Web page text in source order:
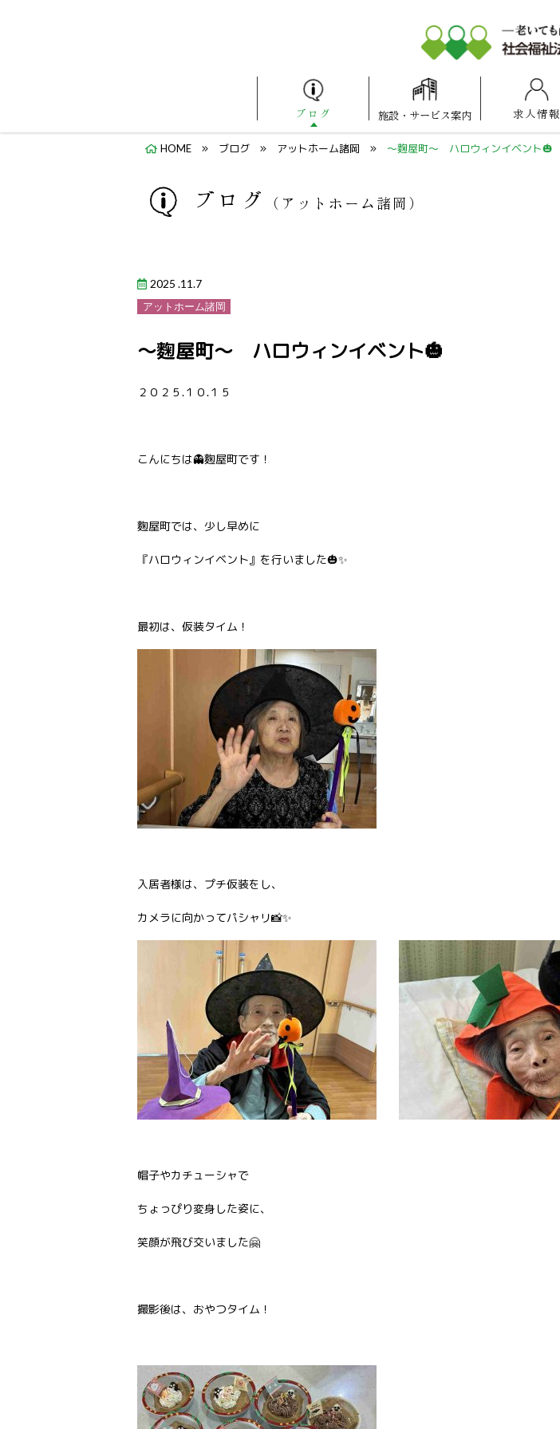
ブログ 施設 ・ サービス案内
ケアスタ福岡
福岡100プラザ博多
けいあい保育園
照葉けいあい保育園
求人情報
HOME ブログ アットホーム諸岡 ～麴屋町～ ハロウィンイベント🎃
ブログ （アットホーム諸岡）
2025 .11.7
アットホーム諸岡
～麴屋町～ ハロウィンイベント🎃
２０２５.１０.１５
こんにちは👻麴屋町です！
麴屋町では、少し早めに
『ハロウィンイベント』を行いました🎃✨
最初は、仮装タイム！
入居者様は、プチ仮装をし、
カメラに向かってパシャリ📸✨
帽子やカチューシャで
ちょっぴり変身した姿に、
笑顔が飛び交いました🤗
撮影後は、おやつタイム！